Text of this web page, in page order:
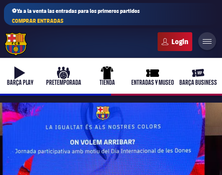
⚽Ya a la venta las entradas para los primeros partidos
COMPRAR ENTRADAS
b-play
BARÇA PLAY
culers-ball
PRETEMPORADA
uniform
TIENDA
ticket-full
ENTRADAS Y MUSEO
ticket-
BARÇA BUSINESS
Primer equipo